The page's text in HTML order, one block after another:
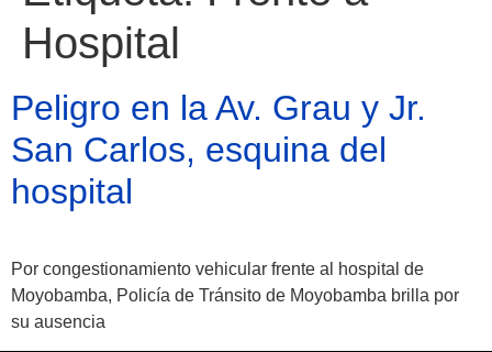
Atractivos
Hospital
Peligro en la Av. Grau y Jr.
San Carlos, esquina del
hospital
Por congestionamiento vehicular frente al hospital de
Moyobamba, Policía de Tránsito de Moyobamba brilla por
su ausencia